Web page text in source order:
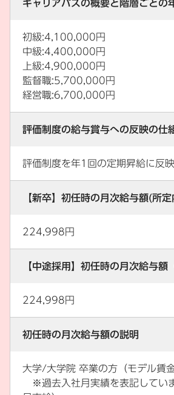
キャリアパスの概要と階層ごとの
初級:4,100,000円
中級:4,400,000円
上級:4,900,000円
監督職:5,700,000円
経営職:6,700,000円
評価制度の給与賞与への反映の仕
評価制度を年1回の定期昇給に反映
【新卒】初任時の月次給与額(所定
224,998円
【中途採用】初任時の月次給与額
224,998円
初任時の月次給与額の説明
大学/大学院 卒業の方（モデル賃金
※過去入社月実績を表記してい